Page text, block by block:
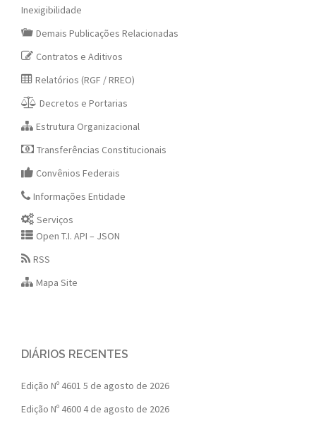
Inexigibilidade
Demais Publicações Relacionadas
Contratos e Aditivos
Relatórios (RGF / RREO)
Decretos e Portarias
Estrutura Organizacional
Transferências Constitucionais
Convênios Federais
Informações Entidade
Serviços
Open T.I. API – JSON
RSS
Mapa Site
DIÁRIOS RECENTES
Edição Nº 4601 5 de agosto de 2026
Edição Nº 4600 4 de agosto de 2026